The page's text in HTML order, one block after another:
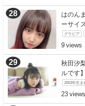
はのん
ーサイ
グラビア
9
秋田汐
ルです】
2003年生ま
23